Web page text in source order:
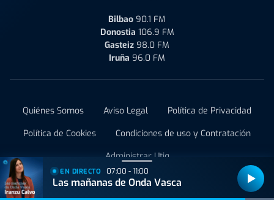
Bilbao 90.1 FM
Donostia 106.9 FM
Gasteiz 98.0 FM
Iruña 96.0 FM
Quiénes Somos Aviso Legal
Política de Privacidad
Política de Cookies
Condiciones de uso y Contratación
Administrar Utiq
© 2021 Onda Vasca
EN DIRECTO 07:00 - 11:00
Las mañanas de Onda Vasca